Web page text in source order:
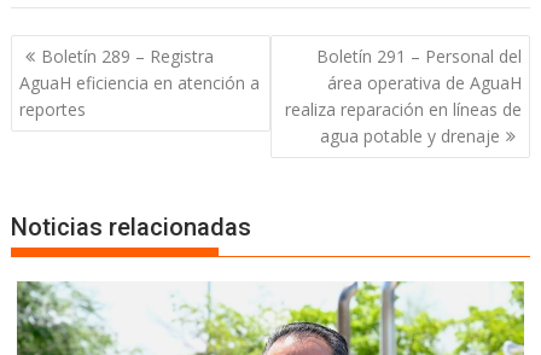
Boletín 289 – Registra
AguaH eficiencia en atención a
reportes
Boletín 291 – Personal del
área operativa de AguaH
realiza reparación en líneas de
agua potable y drenaje
Noticias relacionadas